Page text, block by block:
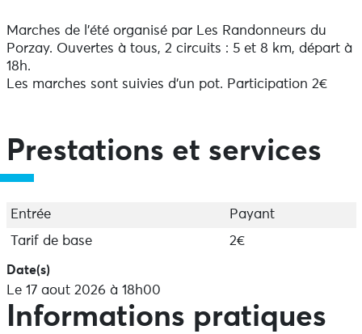
Marches de l'été organisé par Les Randonneurs du
Porzay. Ouvertes à tous, 2 circuits : 5 et 8 km, départ à
18h.
Les marches sont suivies d'un pot. Participation 2€
Prestations et services
Entrée
Payant
Tarif de base
2€
Date(s)
Le 17 aout 2026 à 18h00
Informations pratiques